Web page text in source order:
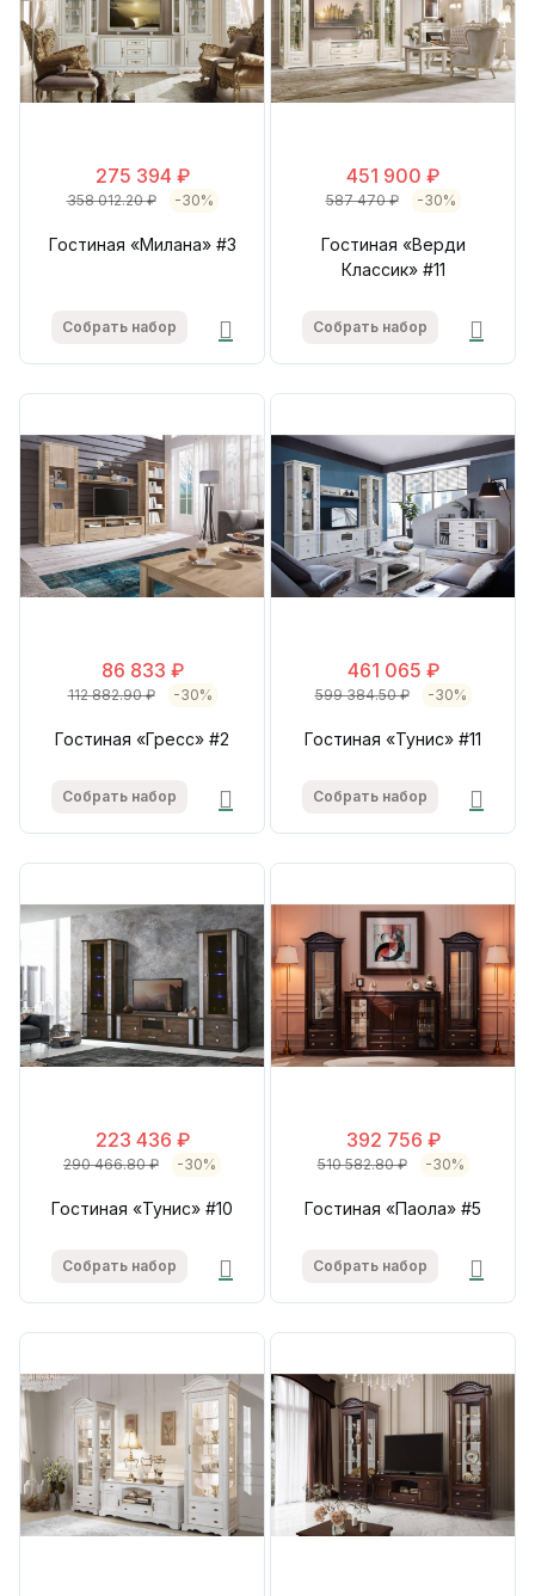
275 394 ₽
358 012.20 ₽ -30%
Гостиная «Милана» #3
Собрать набор
451 900 ₽
587 470 ₽ -30%
Гостиная «Верди
Классик» #11
Собрать набор
86 833 ₽
112 882.90 ₽ -30%
Гостиная «Гресс» #2
Собрать набор
461 065 ₽
599 384.50 ₽ -30%
Гостиная «Тунис» #11
Собрать набор
223 436 ₽
290 466.80 ₽ -30%
Гостиная «Тунис» #10
Собрать набор
392 756 ₽
510 582.80 ₽ -30%
Гостиная «Паола» #5
Собрать набор